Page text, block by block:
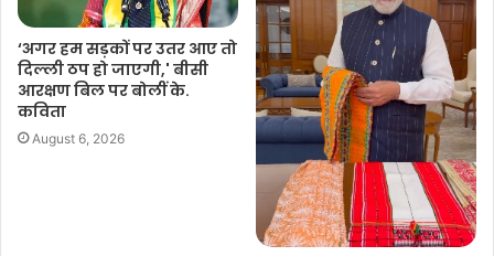
‘अगर हम सड़कों पर उतर आए तो
दिल्ली ठप हो जाएगी,' बीसी
आरक्षण बिल पर बोलीं के.
कविता
August 6, 2026